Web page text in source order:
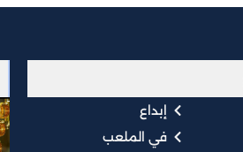
إبداع
في الملعب